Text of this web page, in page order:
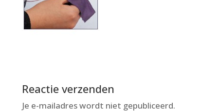
Reactie verzenden
Je e-mailadres wordt niet gepubliceerd.